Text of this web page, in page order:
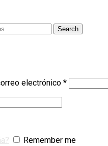
Search
electrónico *
Remember me